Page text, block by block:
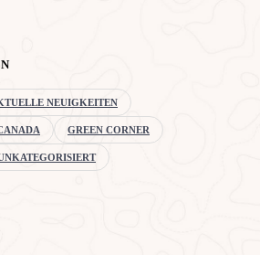
NEUIGKEITEN
GREEN CORNER